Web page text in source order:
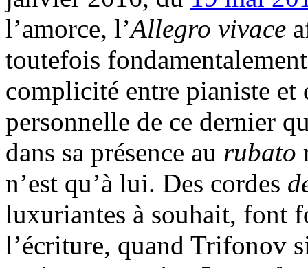
l’amorce, l’Allegro vivace
toutefois
complicité entre pianiste et
personnelle de ce dernier
dans sa présence au rubato
n’est qu’à lui. Des cordes
luxuriantes à souhait, font
l’écriture, quand Trifonov